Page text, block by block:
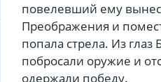
повелевший ему
Преображения и
попала стрела. Из
побросали оружие и
одержали победу.